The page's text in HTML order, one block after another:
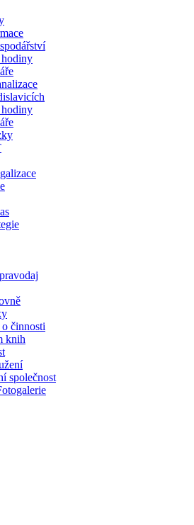
činnosti
knih
společnost